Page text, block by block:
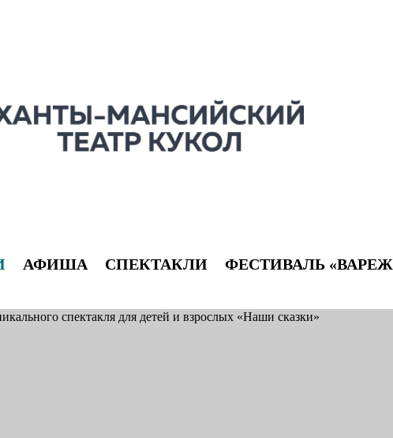
АФИША СПЕКТАКЛИ ФЕСТИВАЛЬ